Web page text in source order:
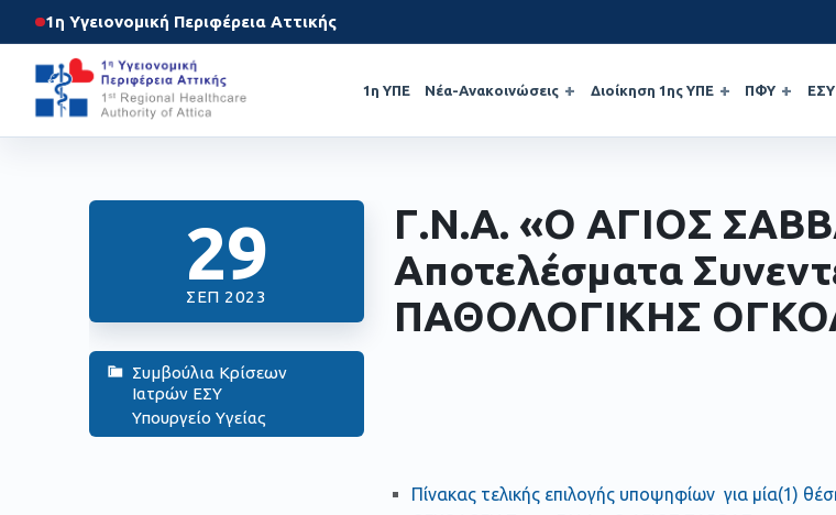
1η Υγειονομική Περιφέρεια Αττικής
1η ΥΠΕ Νέα-Ανακοινώσεις Διοίκηση 1ης ΥΠΕ ΠΦΥ ΕΣΥ
29
ΣΕΠ 2023
Συμβούλια Κρίσεων
Ιατρών ΕΣΥ
Υπουργείο Υγείας
Γ.Ν.Α. «Ο ΑΓΙΟΣ
Αποτελέσματα
ΠΑΘΟΛΟΓΙΚΗΣ
Πίνακας τελικής επιλογής υποψηφίων για μία(1)